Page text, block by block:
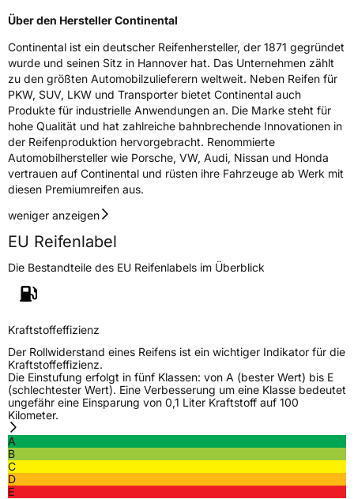
Über den Hersteller Continental
Continental ist ein deutscher Reifenhersteller, der 1871 gegründet
wurde und seinen Sitz in Hannover hat. Das Unternehmen zählt
zu den größten Automobilzulieferern weltweit. Neben Reifen für
PKW, SUV, LKW und Transporter bietet Continental auch
Produkte für industrielle Anwendungen an. Die Marke steht für
hohe Qualität und hat zahlreiche bahnbrechende Innovationen in
der Reifenproduktion hervorgebracht. Renommierte
Automobilhersteller wie Porsche, VW, Audi, Nissan und Honda
vertrauen auf Continental und rüsten ihre Fahrzeuge ab Werk mit
diesen Premiumreifen aus.
weniger anzeigen
EU Reifenlabel
Die Bestandteile des EU Reifenlabels im Überblick
Kraftstoffeffizienz
Der Rollwiderstand eines Reifens ist ein wichtiger Indikator für die
Kraftstoffeffizienz.
Die Einstufung erfolgt in fünf Klassen: von A (bester Wert) bis E
(schlechtester Wert). Eine Verbesserung um eine Klasse bedeutet
ungefähr eine Einsparung von 0,1 Liter Kraftstoff auf 100
Kilometer.
A
B
C
D
E